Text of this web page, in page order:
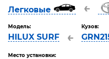
Легковые ←
Модель:
HILUX SURF ←
Кузов:
Место установки: